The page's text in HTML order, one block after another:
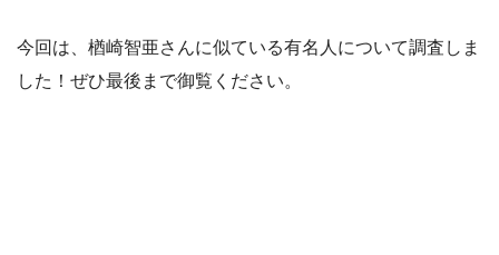
今回は、楢崎智亜さんに似ている有名人について調査しま
した！ぜひ最後まで御覧ください。